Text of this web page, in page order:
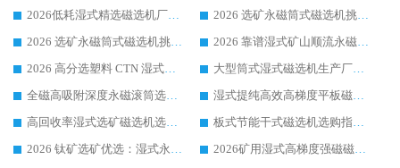
2026低耗湿式精​选磁选机厂家怎么选?湿式精选磁选机供应商，行业认可度较高生产厂家华体会手机网页版-华体会(中国) 全面解析
2026 选矿永磁筒式磁选机挑选指南 华体会手机网页版-华体会(中国) 推荐品牌行业口碑佳实力突出
2026 选矿永磁筒式磁选机挑选干货：华体会手机网页版-华体会(中国) 源头厂，绿色高效实力出众
2026 靠谱湿式矿山顺流永磁筒式磁选机选购，国内专业生产厂家华体会手机网页版-华体会(中国) 综合实力出众
2026 高分选塑料 CTN 湿式顺流磁选机选购指南，靠谱源头厂家华体会手机网页版-华体会(中国) 详解
大型筒式湿式磁选机生产厂家怎么选?华体会手机网页版-华体会(中国) 设备口碑广受行业认可
全磁高吸附深度永磁滚筒选购指南 业内口碑稳定磁电设备生产厂家详细推荐
湿式提纯高效高梯度平板磁选机靠谱设备源头厂商华体会手机网页版-华体会(中国) 综合测评
高回收率湿式选矿磁选机选购指南 业内口碑磁电设备生产厂家实力解析
板式节能干式磁选机选购指南，源头生产厂家华体会手机网页版-华体会(中国) 综合实力可观
2026 钛矿选矿优选：湿式永磁筒式磁选机源头厂家华体会手机网页版-华体会(中国) 综合解析
2026矿用湿式高梯度强磁磁选机选购指南，临朐靠谱磁电生产厂家华体会手机网页版-华体会(中国) 详解